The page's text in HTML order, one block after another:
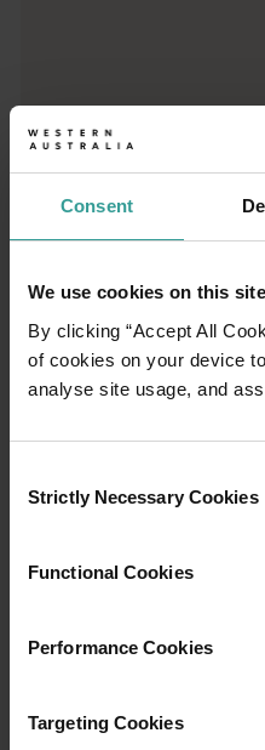
Consent
We use cookies on this
By clicking “Accept All
of cookies on your device
analyse site usage, and
Selection
Strictly Necessary Cookies
Functional Cookies
Performance Cookies
Targeting Cookies
验公路自驾的浪漫。
阳光最充足的首府城
具的餐饮场所将为你
阅读更多